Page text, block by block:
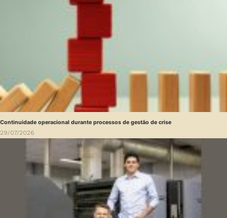
Continuidade operacional durante processos de gestão de crise
29/07/2026